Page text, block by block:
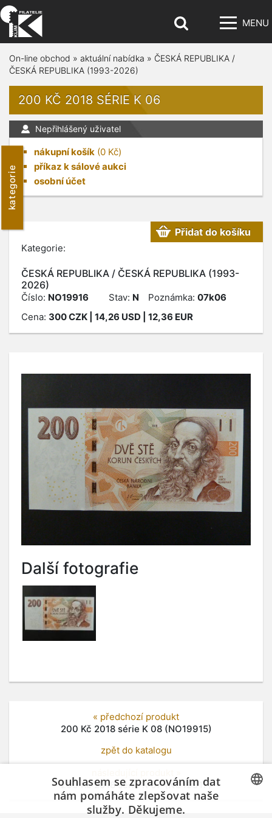
MENU
kategorie
On-line obchod » aktuální nabídka » ČESKÁ REPUBLIKA /
ČESKÁ REPUBLIKA (1993-2026)
200 KČ 2018 SÉRIE K 06
Nepřihlášený uživatel
nákupní košík (0 Kč)
příkaz k sálové aukci
osobní účet
Kategorie:
ČESKÁ REPUBLIKA / ČESKÁ REPUBLIKA (1993-
2026)
Přidat do košíku
Číslo: NO19916 Stav: N Poznámka: 07k06
Cena: 300CZK | 14,26 USD | 12,36 EUR
Další fotografie
« předchozí produkt
200 Kč 2018 série K 08 (NO19915)
zpět do katalogu
200 Kč 2018 série K 07 (NO19917)
Souhlasem se zpracováním dat
nám pomáháte zlepšovat naše
služby. Děkujeme.